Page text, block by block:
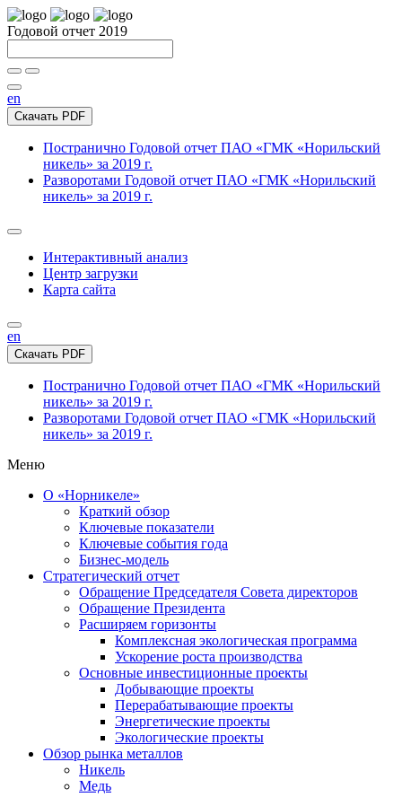
Годовой отчет 2019
en
Скачать PDF
Постранично Годовой отчет ПАО «ГМК «Норильский
никель» за 2019 г.
Разворотами Годовой отчет ПАО «ГМК «Норильский
никель» за 2019 г.
Интерактивный анализ
Центр загрузки
Карта сайта
en
Скачать PDF
Постранично Годовой отчет ПАО «ГМК «Норильский
никель» за 2019 г.
Разворотами Годовой отчет ПАО «ГМК «Норильский
никель» за 2019 г.
Меню
О «Норникеле»
Краткий обзор
Ключевые показатели
Ключевые события года
Бизнес-модель
Стратегический отчет
Обращение Председателя Совета директоров
Обращение Президента
Расширяем горизонты
Комплексная экологическая программа
Ускорение роста производства
Основные инвестиционные проекты
Добывающие проекты
Перерабатывающие проекты
Энергетические проекты
Экологические проекты
Обзор рынка металлов
Никель
Медь